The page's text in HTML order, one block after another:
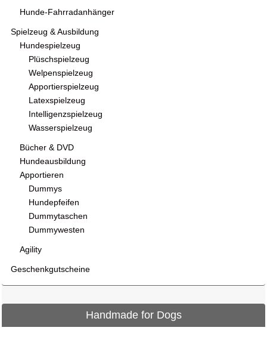
Hunde-Fahrradanhänger
Spielzeug & Ausbildung
Hundespielzeug
Plüschspielzeug
Welpenspielzeug
Apportierspielzeug
Latexspielzeug
Intelligenzspielzeug
Wasserspielzeug
Bücher & DVD
Hundeausbildung
Apportieren
Dummys
Hundepfeifen
Dummytaschen
Dummywesten
Agility
Geschenkgutscheine
Handmade for Dogs